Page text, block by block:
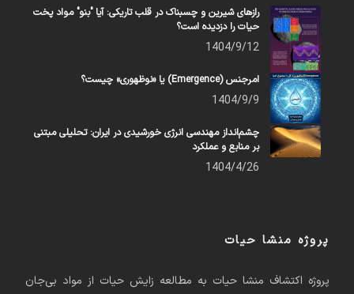
رازهای شیرین و چسبناک در قلب تاریکی: آیا "بنو" مواد پخت
حیات را دزدیده است؟
1404/9/12
امرجنس (Emergence) یا «نوظهوری» چیست؟
1404/9/9
چشم‌انداز مهندسی انرژی خورشیدی در ایران: تحلیلی مبتنی
بر منابع و عملکرد
1404/4/26
پروژه منشا حیات
پروژه اکتشاف منشا حیات به مطالعه زایش حیات از مواد بی‌جان